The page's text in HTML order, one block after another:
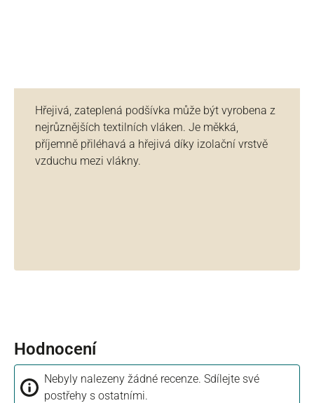
Hřejivá, zateplená podšívka může být vyrobena z
nejrůznějších textilních vláken. Je měkká,
příjemně přiléhavá a hřejivá díky izolační vrstvě
vzduchu mezi vlákny.
Hodnocení
Nebyly nalezeny žádné recenze. Sdílejte své
postřehy s ostatními.